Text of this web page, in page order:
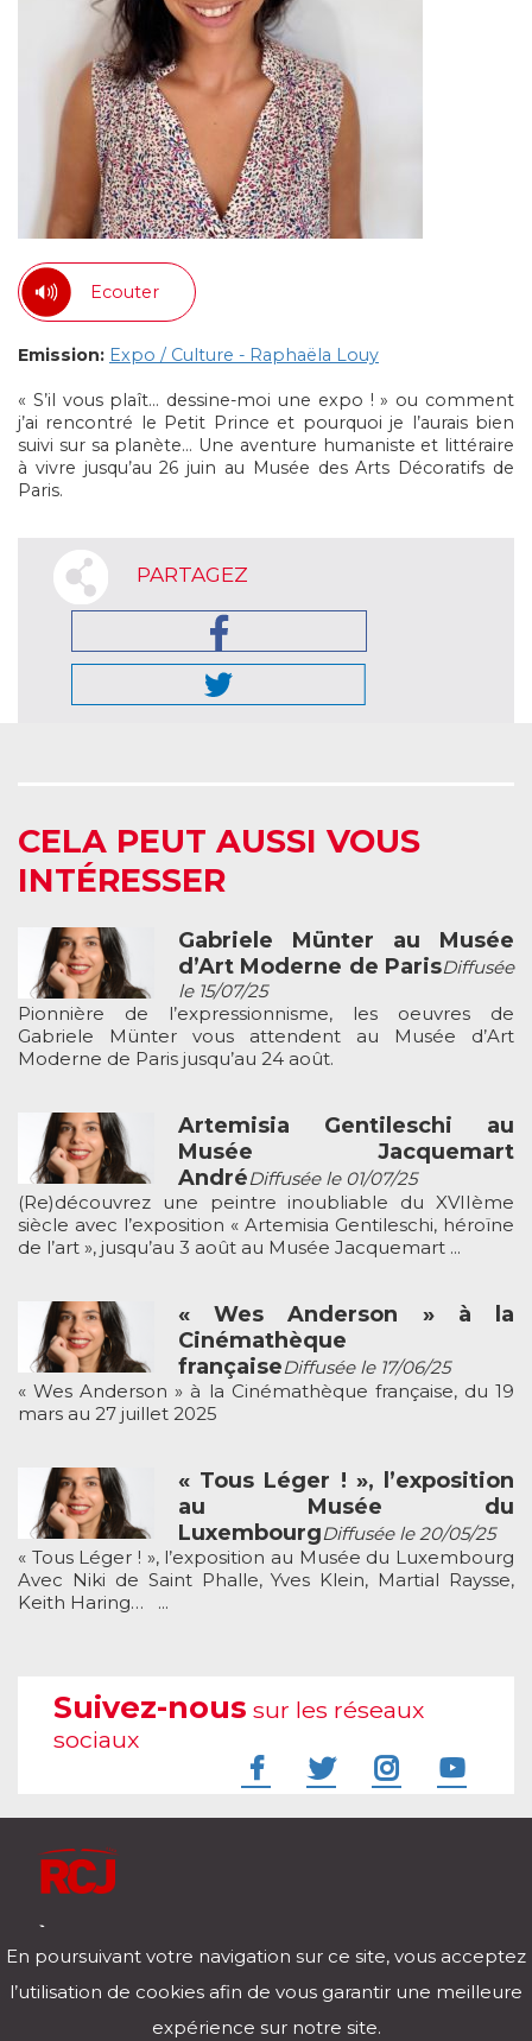
Ecouter
Emission: Expo / Culture - Raphaëla Louy
« S’il vous plaît… dessine-moi une expo ! » ou comment
j’ai rencontré le Petit Prince et pourquoi je l’aurais bien
suivi sur sa planète… Une aventure humaniste et littéraire
à vivre jusqu’au 26 juin au Musée des Arts Décoratifs de
Paris.
PARTAGEZ
CELA PEUT AUSSI VOUS
INTÉRESSER
Gabriele Münter au Musée
d’Art Moderne de ParisDiffusée
le 15/07/25
Pionnière de l’expressionnisme, les oeuvres de
Gabriele Münter vous attendent au Musée d’Art
Moderne de Paris jusqu’au 24 août.
Artemisia Gentileschi au
Musée Jacquemart
AndréDiffusée le 01/07/25
(Re)découvrez une peintre inoubliable du XVIIème
siècle avec l’exposition « Artemisia Gentileschi, héroïne
de l’art », jusqu’au 3 août au Musée Jacquemart ...
« Wes Anderson » à la
Cinémathèque
françaiseDiffusée le 17/06/25
« Wes Anderson » à la Cinémathèque française, du 19
mars au 27 juillet 2025
« Tous Léger ! », l’exposition
au Musée du
LuxembourgDiffusée le 20/05/25
« Tous Léger ! », l’exposition au Musée du Luxembourg
Avec Niki de Saint Phalle, Yves Klein, Martial Raysse,
Keith Haring… ...
Suivez-nous sur les réseaux
sociaux
Télécharger notre application pour iOs et Android
En poursuivant votre navigation sur ce site, vous acceptez
l’utilisation de cookies afin de vous garantir une meilleure
expérience sur notre site.